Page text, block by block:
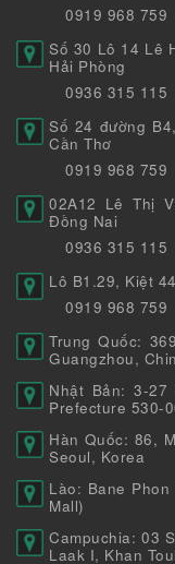
0919 968 759
Số 30 Lô 14 Lê
Hải Phòng
0936 315 115
Số 24 đường
Cần Thơ
0919 968 759
02A12 Lê Thị
Đồng Nai
0936 315 115
Lô B1.29, Kiệt
0919 968 759
Trung Quốc:
Guangzhou,
Nhật Bản: 3-27
Prefecture 530-
Hàn Quốc: 86,
Seoul, Korea
Lào: Bane
Mall)
Campuchia: 03
Laak I, Khan